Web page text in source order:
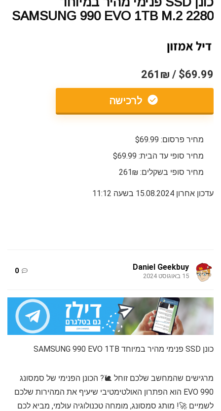
SAMSUNG 990 EVO 1TB M.2 2280
$69.99 / 261₪
לרכישה
מחיר פרסום: $69.99
מחיר סופי עד הבית: $69.99
מחיר סופי בשקלים: 261₪
עדכון אחרון 15.08.2024 בשעה 11:12
Daniel Geekbuy
15 באוגוסט 2024
0
כונן SSD פנימי מהיר במיוחד SAMSUNG 990 EVO 1TB
מרגישים שהמחשב שלכם זוחל 🐌? הכונן הפנימי של סמסונג
990 EVO הוא הפתרון האולטימטיבי שיעיף את המהירות שלכם
לשמיים 🚀! מותג סמסונג, מומחה טכנולוגיה עולמי, מביא לכם